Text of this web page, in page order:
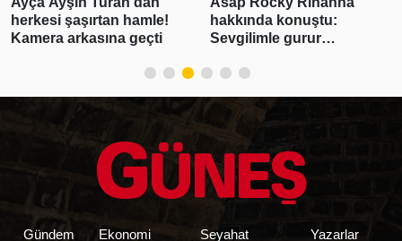
herkesi şaşırtan hamle!
Kamera arkasına geçti
hakkında konuştu:
Sevgilimle gurur
Gündem
Ekonomi
Seyahat
Yazarlar